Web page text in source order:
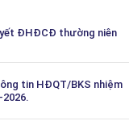
ĐHĐCĐ thường niên
tin HĐQT/BKS nhiệm
2026.